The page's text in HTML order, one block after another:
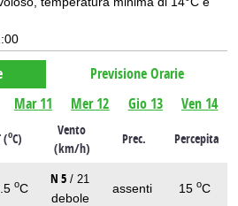
Previsione Orarie
Mar 11 Mer 12 Gio 13 Ven 14
(oC)
Vento
(km/h)
Prec. Percepita
oC
N 5 / 21
debole
assenti 15 oC